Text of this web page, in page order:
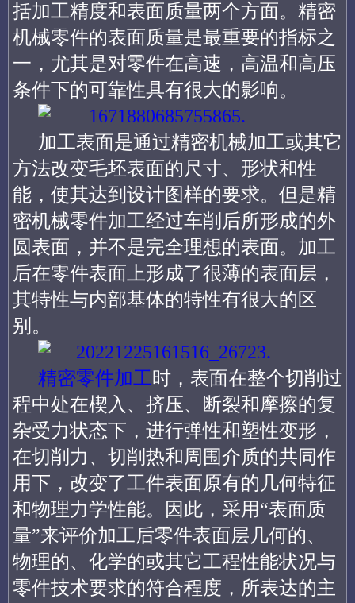
括加工精度和表面质量两个方面。精密
机械零件的表面质量是最重要的指标之
一，尤其是对零件在高速，高温和高压
条件下的可靠性具有很大的影响。
加工表面是通过精密机械加工或其它
方法改变毛坯表面的尺寸、形状和性
能，使其达到设计图样的要求。但是精
密机械零件加工经过车削后所形成的外
圆表面，并不是完全理想的表面。加工
后在零件表面上形成了很薄的表面层，
其特性与内部基体的特性有很大的区
别。
精密零件加工时，表面在整个切削过
程中处在楔入、挤压、断裂和摩擦的复
杂受力状态下，进行弹性和塑性变形，
在切削力、切削热和周围介质的共同作
用下，改变了工件表面原有的几何特征
和物理力学性能。因此，采用“表面质
量”来评价加工后零件表面层几何的、
物理的、化学的或其它工程性能状况与
零件技术要求的符合程度，所表达的主